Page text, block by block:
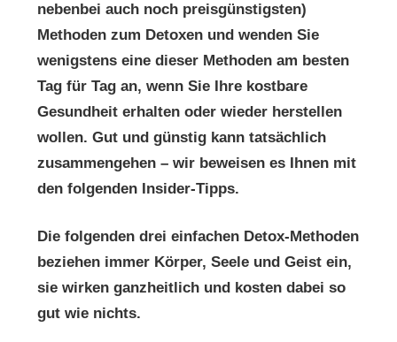
nebenbei auch noch preisgünstigsten)
Methoden zum Detoxen und wenden Sie
wenigstens eine dieser Methoden am besten
Tag für Tag an, wenn Sie Ihre kostbare
Gesundheit erhalten oder wieder herstellen
wollen. Gut und günstig kann tatsächlich
zusammengehen – wir beweisen es Ihnen mit
den folgenden Insider-Tipps.
Die folgenden drei einfachen Detox-Methoden
beziehen immer Körper, Seele und Geist ein,
sie wirken ganzheitlich und kosten dabei so
gut wie nichts.